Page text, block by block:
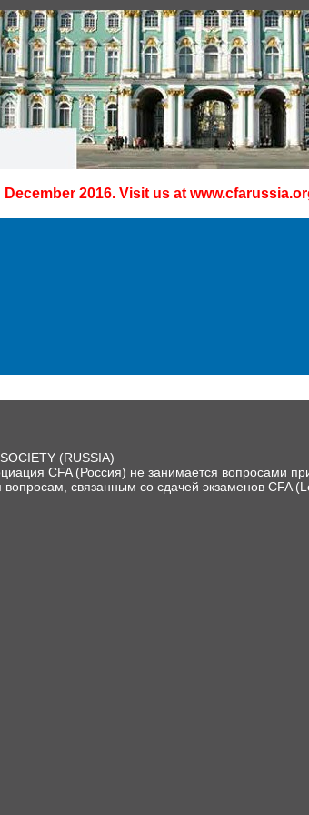
2016. Visit us at
(RUSSIA)
CFA (Россия) не занимается вопросами
вопросам, связанным со сдачей экзаменов CFA